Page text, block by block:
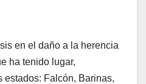
en el daño a la herencia
ha tenido lugar,
estados: Falcón, Barinas,